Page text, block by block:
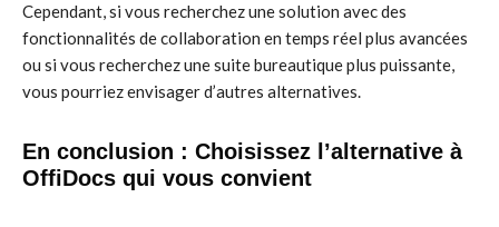
Cependant, si vous recherchez une solution avec des
fonctionnalités de collaboration en temps réel plus avancées
ou si vous recherchez une suite bureautique plus puissante,
vous pourriez envisager d’autres alternatives.
En conclusion : Choisissez l’alternative à
OffiDocs qui vous convient